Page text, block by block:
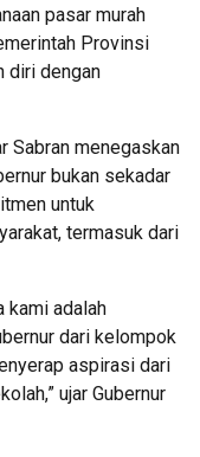
pasar murah
Provinsi
diri dengan
Sabran menegaskan
bukan sekadar
untuk
termasuk dari
kami adalah
dari kelompok
aspirasi dari
ujar Gubernur